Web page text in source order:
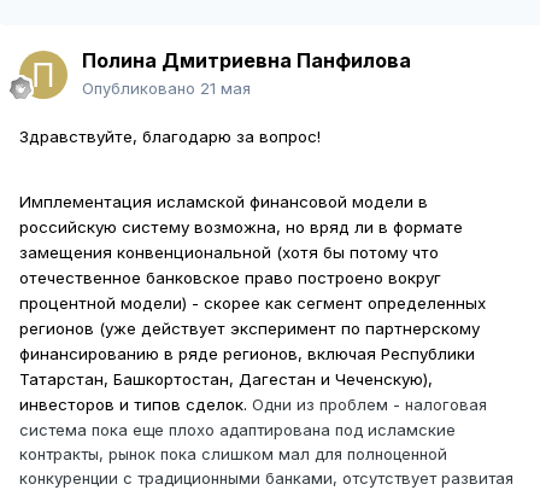
Полина Дмитриевна Панфилова
Опубликовано 21 мая
Здравствуйте, благодарю за вопрос!
Имплементация исламской финансовой модели в
российскую систему возможна, но вряд ли в формате
замещения конвенциональной (хотя бы потому что
отечественное банковское право построено вокруг
процентной модели) - скорее как сегмент определенных
регионов (уже действует эксперимент по партнерскому
финансированию в ряде регионов, включая Республики
Татарстан, Башкортостан, Дагестан и Чеченскую),
инвесторов и типов сделок. Одни из проблем - налоговая
система пока еще плохо адаптирована под исламские
контракты, рынок пока слишком мал для полноценной
конкуренции с традиционными банками, отсутствует развитая